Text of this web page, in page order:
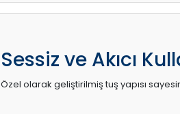
Sessiz ve Akıcı
Özel olarak geliştirilmiş tuş yapısı